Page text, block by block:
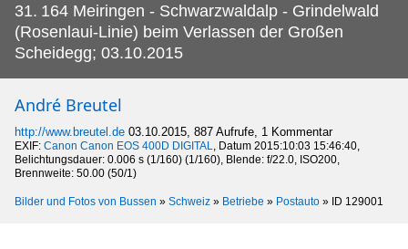
31. 164 Meiringen - Schwarzwaldalp - Grindelwald
(Rosenlaui-Linie) beim Verlassen der Großen
Scheidegg; 03.10.2015
André Breutel
http://www.breutel.de 03.10.2015, 887 Aufrufe, 1 Kommentar
EXIF: Canon Canon EOS 400D DIGITAL, Datum 2015:10:03 15:46:40,
Belichtungsdauer: 0.006 s (1/160) (1/160), Blende: f/22.0, ISO200,
Brennweite: 50.00 (50/1)
Bilder und Fotos von Bussen » Schweiz » Betriebe » Postauto » ID 129001